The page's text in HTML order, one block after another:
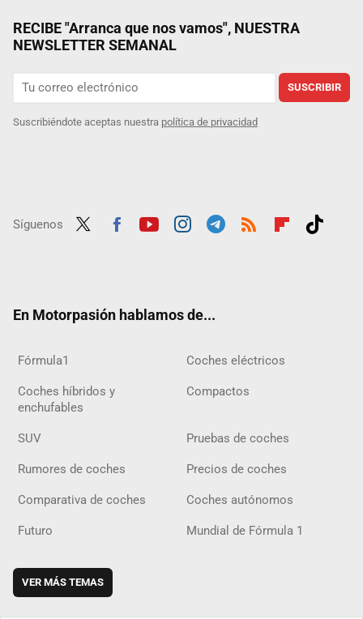
RECIBE "Arranca que nos vamos", NUESTRA
NEWSLETTER SEMANAL
SUSCRIBIR
Suscribiéndote aceptas nuestra política de privacidad
Síguenos
En Motorpasión hablamos de...
Fórmula1 Coches eléctricos
Coches híbridos y
enchufables
Compactos
SUV Pruebas de coches
Rumores de coches Precios de coches
Comparativa de coches Coches autónomos
Futuro Mundial de Fórmula 1
VER MÁS TEMAS